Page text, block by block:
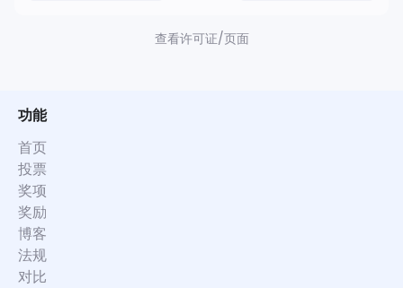
查看许可证/页面
功能
首页
投票
奖项
奖励
博客
法规
对比